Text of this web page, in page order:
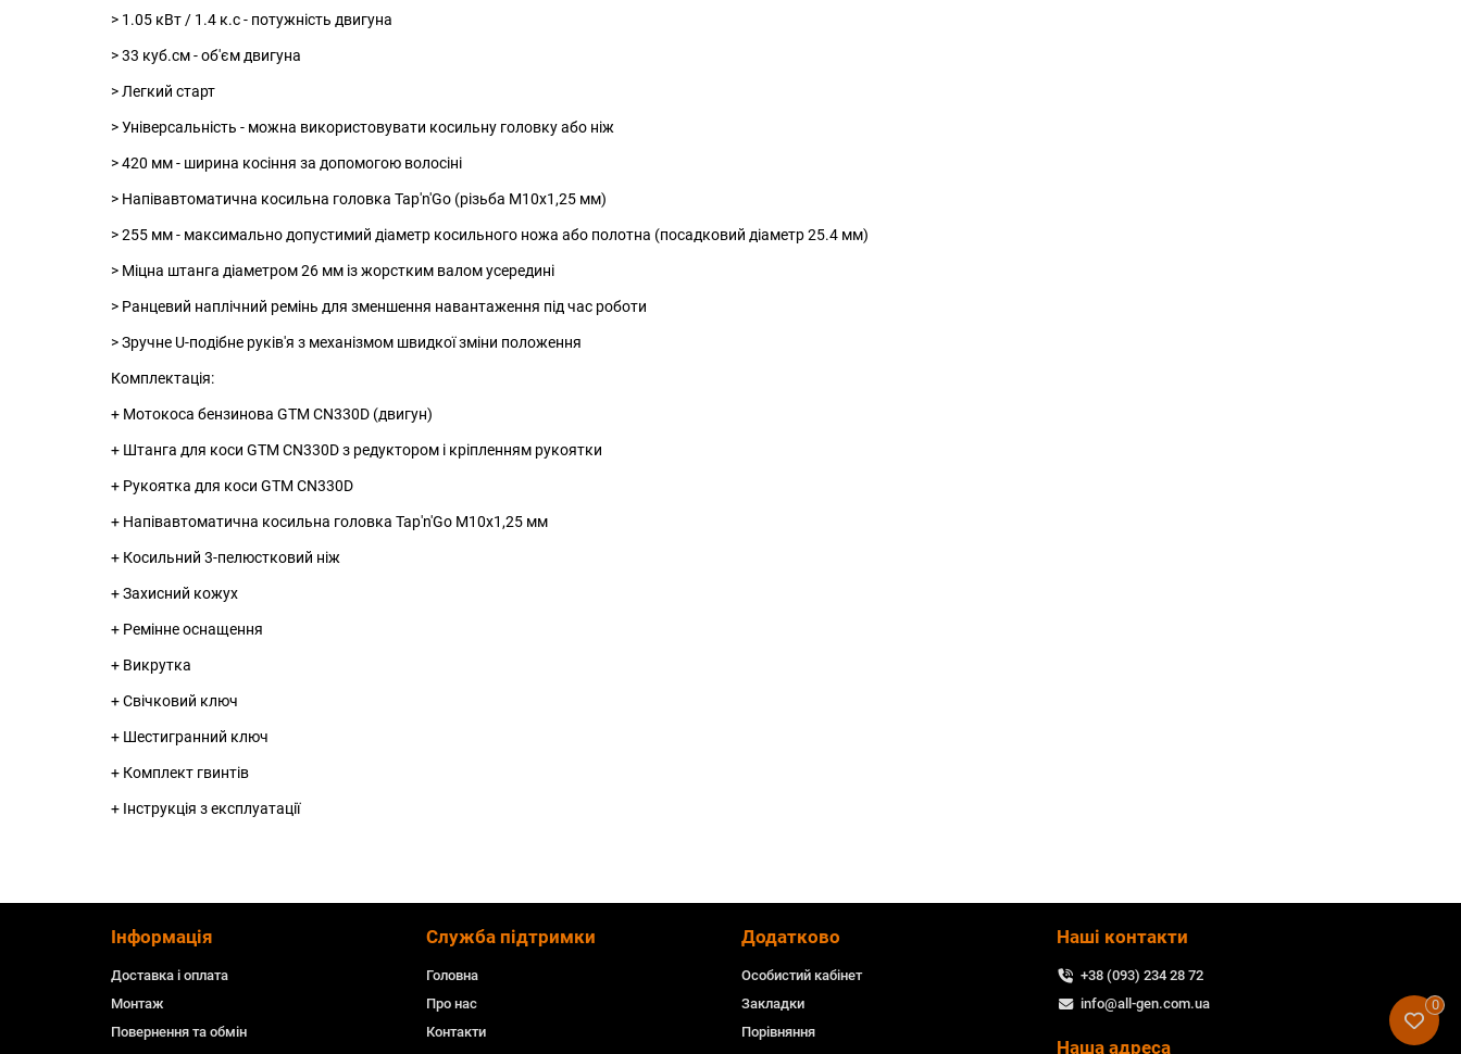
> 1.05 кВт / 1.4 к.с - потужність двигуна
> 33 куб.см - об'єм двигуна
> Легкий старт
> Універсальність - можна використовувати косильну головку або ніж
> 420 мм - ширина косіння за допомогою волосіні
> Напівавтоматична косильна головка Tap'n'Go (різьба М10х1,25 мм)
> 255 мм - максимально допустимий діаметр косильного ножа або полотна (посадковий діаметр 25.4 мм)
> Міцна штанга діаметром 26 мм із жорстким валом усередині
> Ранцевий наплічний ремінь для зменшення навантаження під час роботи
> Зручне U-подібне руків'я з механізмом швидкої зміни положення
Комплектація:
+ Мотокоса бензинова GTM CN330D (двигун)
+ Штанга для коси GTM CN330D з редуктором і кріпленням рукоятки
+ Рукоятка для коси GTM CN330D
+ Напівавтоматична косильна головка Tap'n'Go М10х1,25 мм
+ Косильний 3-пелюстковий ніж
+ Захисний кожух
+ Ремінне оснащення
+ Викрутка
+ Свічковий ключ
+ Шестигранний ключ
+ Комплект гвинтів
+ Інструкція з експлуатації
Інформація
Доставка і оплата
Монтаж
Повернення та обмін
Служба підтримки
Головна
Про нас
Контакти
Додатково
Особистий кабінет
Закладки
Порівняння
Наші контакти
+38 (093) 234 28 72
info@all-gen.com.ua
Наша адреса
0